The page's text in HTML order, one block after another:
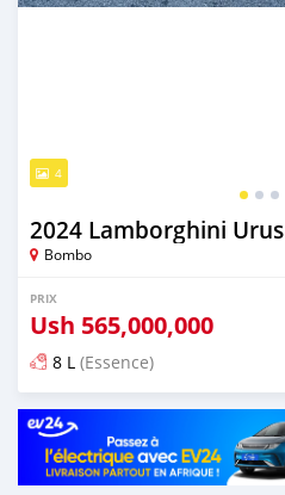
4
2024 Lamborghini Urus
Bombo
PRIX
Ush 565,000,000
8 L (Essence)
Publié il y a 5 mois